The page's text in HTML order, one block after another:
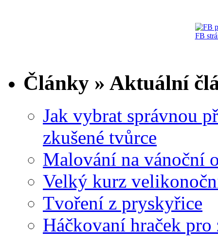
FB
Články » Aktuální
Jak vybrat správnou
zkušené tvůrce
Malování na vánoční
Velký kurz
Tvoření z pryskyřice
Háčkovaní hraček pro